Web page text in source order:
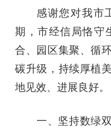
感谢您对我市
期，市经信局恪守
合、园区集聚、循
碳升级，持续厚植
地见效、进展良好。
一、坚持数绿